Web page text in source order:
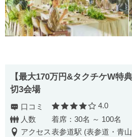
【最大170万円&タクチケW特
切3会場
口コミ 口コミ評価
4.0
人数
着席：30名 ～ 100名
アクセス表参道駅 (表参道・青